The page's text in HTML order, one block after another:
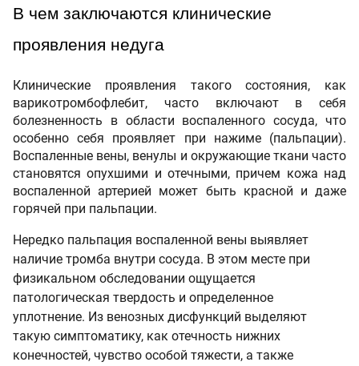
В чем заключаются клинические
проявления недуга
Клинические проявления такого состояния, как
варикотромбофлебит, часто включают в себя
болезненность в области воспаленного сосуда, что
особенно себя проявляет при нажиме (пальпации).
Воспаленные вены, венулы и окружающие ткани часто
становятся опухшими и отечными, причем кожа над
воспаленной артерией может быть красной и даже
горячей при пальпации.
Нередко пальпация воспаленной вены выявляет
наличие тромба внутри сосуда. В этом месте при
физикальном обследовании ощущается
патологическая твердость и определенное
уплотнение. Из венозных дисфункций выделяют
такую симптоматику, как отечность нижних
конечностей, чувство особой тяжести, а также